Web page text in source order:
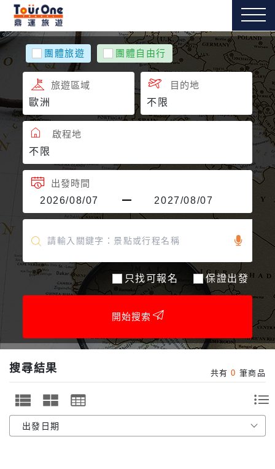
團體旅遊 團體自由行
旅遊區域 目的地
啟程地
出發時間
只找可報名 保證出發
開始搜索
搜尋結果 共有0 筆商品